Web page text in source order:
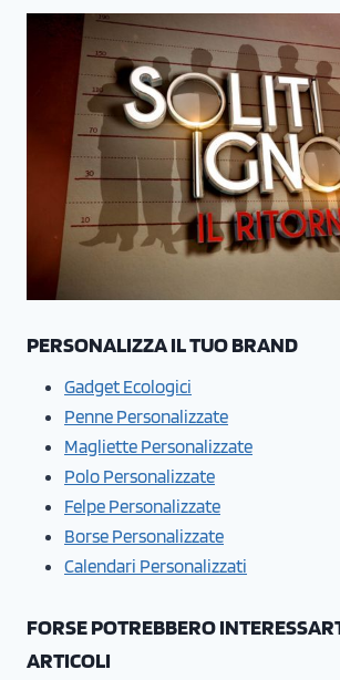
PERSONALIZZA IL TUO BRAND
Gadget Ecologici
Penne Personalizzate
Magliette Personalizzate
Polo Personalizzate
Felpe Personalizzate
Borse Personalizzate
Calendari Personalizzati
FORSE POTREBBERO
ARTICOLI